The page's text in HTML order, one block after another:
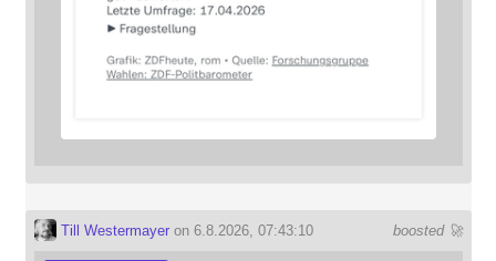
boosted 🚀
Till Westermayeron 6.8.2026, 07:43:10